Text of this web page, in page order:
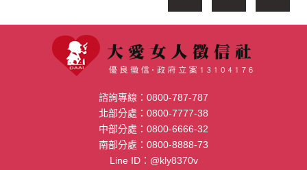
諮詢專線： 0800-787-787
北部分處： 0800-7777-38
中部分處： 0800-6666-32
南部分處： 0800-8888-73
Line ID： @kly8370v